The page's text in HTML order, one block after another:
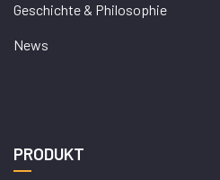
Geschichte & Philosophie
News
PRODUKT